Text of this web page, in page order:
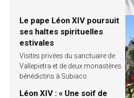
Le pape Léon XIV poursuit
ses haltes spirituelles
estivales
Visites privées du sanctuaire de
Vallepietra et de deux monastères
bénédictins à Subiaco
Léon XIV : « Une soif de